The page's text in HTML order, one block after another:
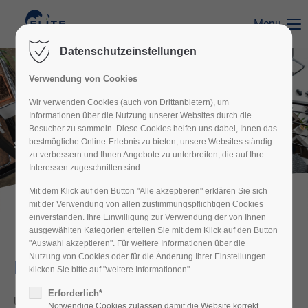
Der Eintrag "offcanvas-col1" existiert leider nicht.
Der Eintrag "offcanvas-col2" existiert leider nicht.
Der Eintrag "offcanvas-col3" existiert leider nicht.
Menu
Industriereinigung
Sauberkeit ist unsere Philosophie
Industriereinigung
Unsere Industriereinigung bietet maßgeschneiderte
Datenschutzeinstellungen
Verwendung von Cookies
Wir verwenden Cookies (auch von Drittanbietern), um
Informationen über die Nutzung unserer Websites durch die
Besucher zu sammeln. Diese Cookies helfen uns dabei, Ihnen das
bestmögliche Online-Erlebnis zu bieten, unsere Websites ständig
zu verbessern und Ihnen Angebote zu unterbreiten, die auf Ihre
Interessen zugeschnitten sind.
Mit dem Klick auf den Button "Alle akzeptieren" erklären Sie sich
mit der Verwendung von allen zustimmungspflichtigen Cookies
einverstanden. Ihre Einwilligung zur Verwendung der von Ihnen
ausgewählten Kategorien erteilen Sie mit dem Klick auf den Button
"Auswahl akzeptieren". Für weitere Informationen über die
Nutzung von Cookies oder für die Änderung Ihrer Einstellungen
klicken Sie bitte auf "weitere Informationen".
Erforderlich*
Notwendige Cookies zulassen damit die Website korrekt